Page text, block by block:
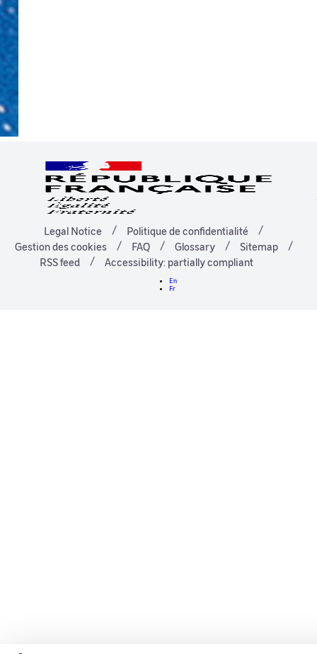
Legal Notice
Politique de confidentialité
Gestion des cookies
FAQ Glossary
Sitemap
RSS feed
Accessibility: partially compliant
En
Fr